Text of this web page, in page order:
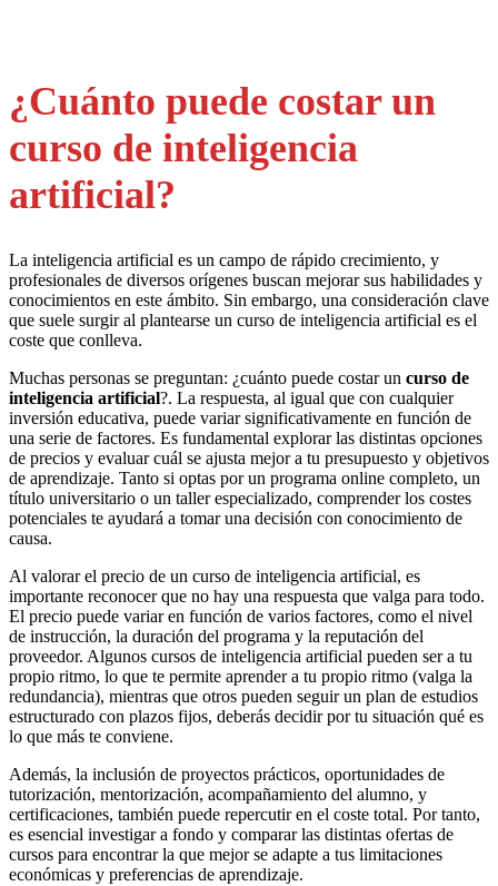
¿Cuánto puede costar un
curso de inteligencia
artificial?
La inteligencia artificial es un campo de rápido crecimiento, y
profesionales de diversos orígenes buscan mejorar sus habilidades y
conocimientos en este ámbito. Sin embargo, una consideración clave
que suele surgir al plantearse un curso de inteligencia artificial es el
coste que conlleva.
Muchas personas se preguntan: ¿cuánto puede costar un curso de
inteligencia artificial?. La respuesta, al igual que con cualquier
inversión educativa, puede variar significativamente en función de
una serie de factores. Es fundamental explorar las distintas opciones
de precios y evaluar cuál se ajusta mejor a tu presupuesto y objetivos
de aprendizaje. Tanto si optas por un programa online completo, un
título universitario o un taller especializado, comprender los costes
potenciales te ayudará a tomar una decisión con conocimiento de
causa.
Al valorar el precio de un curso de inteligencia artificial, es
importante reconocer que no hay una respuesta que valga para todo.
El precio puede variar en función de varios factores, como el nivel
de instrucción, la duración del programa y la reputación del
proveedor. Algunos cursos de inteligencia artificial pueden ser a tu
propio ritmo, lo que te permite aprender a tu propio ritmo (valga la
redundancia), mientras que otros pueden seguir un plan de estudios
estructurado con plazos fijos, deberás decidir por tu situación qué es
lo que más te conviene.
Además, la inclusión de proyectos prácticos, oportunidades de
tutorización, mentorización, acompañamiento del alumno, y
certificaciones, también puede repercutir en el coste total. Por tanto,
es esencial investigar a fondo y comparar las distintas ofertas de
cursos para encontrar la que mejor se adapte a tus limitaciones
económicas y preferencias de aprendizaje.